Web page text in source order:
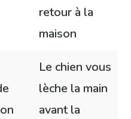
retour à la
maison
Le chien vous
lèche la main
avant la